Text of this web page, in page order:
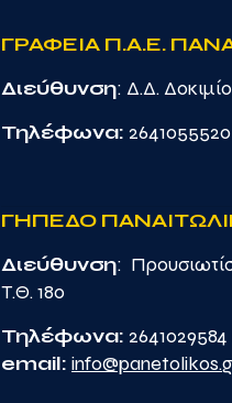
ΓΡΑΦΕΙΑ Π.Α.Ε.
Διεύθυνση: Δ.Δ.
Τηλέφωνα: 2641055520
ΓΗΠΕΔΟ
Διεύθυνση:
Τ.Θ. 180
Τηλέφωνα: 2641029584
email: